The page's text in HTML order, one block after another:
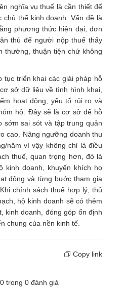
nghĩa vụ thuế là cần thiết để
chủ thể kinh doanh. Vấn đề là
phương thức hiện đại, đơn
thủ để người nộp thuế thấy
thường, thuận tiện chứ không
tục triển khai các giải pháp hỗ
sở dữ liệu về tình hình khai,
hoạt động, yếu tố rủi ro và
hộ. Đây sẽ là cơ sở để hỗ
sai sót và tập trung quản
cao. Nâng ngưỡng doanh thu
năm vì vậy không chỉ là điều
thuế, quan trọng hơn, đó là
kinh doanh, khuyến khích họ
động và từng bước tham gia
chính sách thuế hợp lý, thủ
hộ kinh doanh sẽ có thêm
kinh doanh, đóng góp ổn định
chung của nền kinh tế.
Copy link
0 trong 0 đánh giá